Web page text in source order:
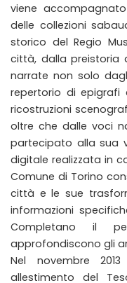
viene
delle collezioni
storico del Regio
città, dalla preistoria
narrate non solo
repertorio di epigrafi
ricostruzioni
oltre che dalle voci
partecipato alla sua
digitale realizzata in
Comune di Torino
città e le sue
informazioni
Completano il
approfondiscono gli
Nel novembre
allestimento del